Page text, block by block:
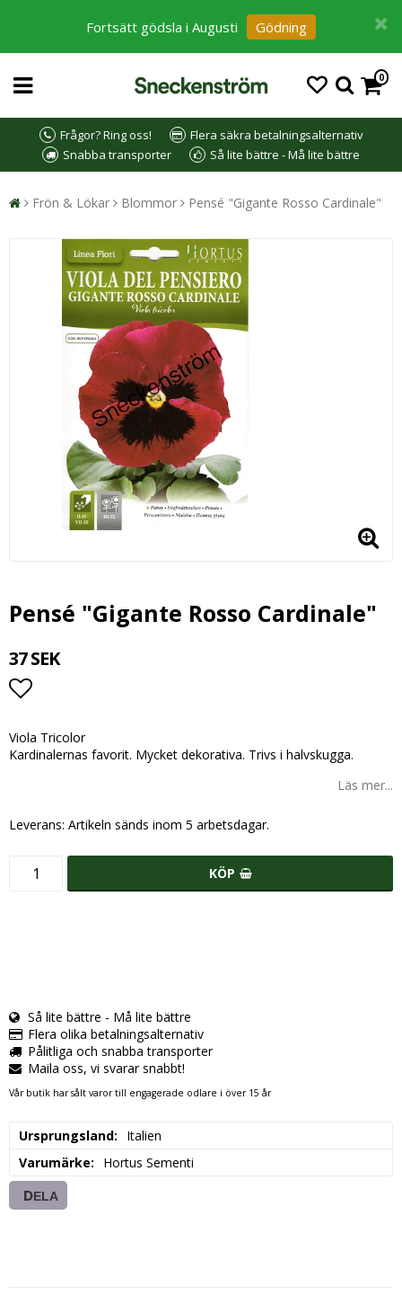
Fortsätt gödsla i Augusti Gödning
0
Frågor? Ring oss!
Flera säkra betalningsalternativ
Snabba transporter
Så lite bättre - Må lite bättre
Frön & Lökar Blommor Pensé "Gigante Rosso Cardinale"
Pensé "Gigante Rosso Cardinale"
37 SEK
Viola Tricolor
Kardinalernas favorit. Mycket dekorativa. Trivs i halvskugga.
Läs mer...
Leverans: Artikeln sänds inom 5 arbetsdagar.
KÖP
Så lite bättre - Må lite bättre
Flera olika betalningsalternativ
Pålitliga och snabba transporter
Maila oss, vi svarar snabbt!
Vår butik har sålt varor till engagerade odlare i över 15 år
Ursprungsland
Italien
Varumärke
Hortus Sementi
DELA